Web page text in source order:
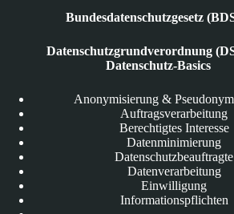
Bundesdatenschutzgesetz
Datenschutzgrundverordnung
Datenschutz-Basics
Anonymisierung &
Auftragsverarbeitung
Berechtigtes Interesse
Datenminimierung
Datenschutzbeauftragte
Datenverarbeitung
Einwilligung
Informationspflichten